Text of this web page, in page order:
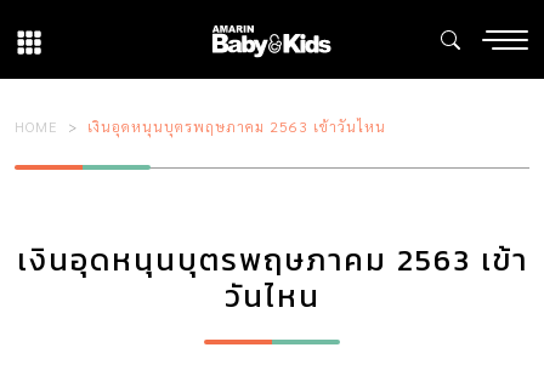
HOME เงินอุดหนุนบุตรพฤษภาคม 2563 เข้าวันไหน
เงินอุดหนุนบุตรพฤษภาคม 2563 เข้า
วันไหน